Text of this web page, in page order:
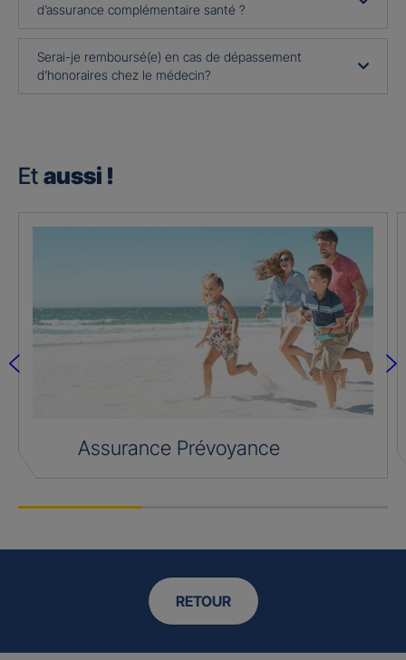
d’assurance complémentaire santé ?
Serai-je remboursé(e) en cas de dépassement
d’honoraires chez le médecin?
Et aussi !
Assurance Prévoyance
RETOUR